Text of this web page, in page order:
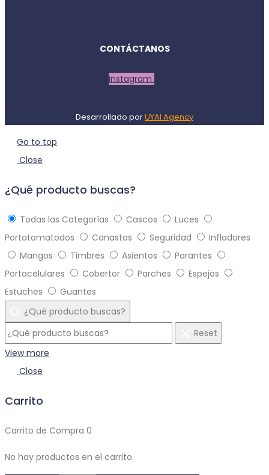
CONTÁCTANOS
Instagram
Desarrollado porUYAI Agency
Go to top
Close
¿Qué producto buscas?
Todas las Categorías Cascos
Luces
Portatomatodos
Canastas Seguridad
Infladores
Mangos
Timbres Asientos
Parantes
Portacelulares
Cobertor Parches
Espejos
Estuches
Guantes
¿Qué producto buscas?
Reset
View more
Close
Carrito
Carrito de Compra 0
No hay productos en el carrito.